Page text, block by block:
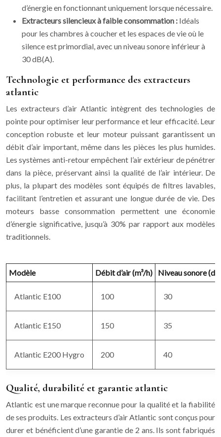
d’énergie en fonctionnant uniquement lorsque nécessaire.
Extracteurs silencieux à faible consommation : Idéals
pour les chambres à coucher et les espaces de vie où le
silence est primordial, avec un niveau sonore inférieur à
30 dB(A).
Technologie et performance des extracteurs
atlantic
Les extracteurs d’air Atlantic intègrent des technologies de
pointe pour optimiser leur performance et leur efficacité. Leur
conception robuste et leur moteur puissant garantissent un
débit d’air important, même dans les pièces les plus humides.
Les systèmes anti-retour empêchent l’air extérieur de pénétrer
dans la pièce, préservant ainsi la qualité de l’air intérieur. De
plus, la plupart des modèles sont équipés de filtres lavables,
facilitant l’entretien et assurant une longue durée de vie. Des
moteurs basse consommation permettent une économie
d’énergie significative, jusqu’à 30% par rapport aux modèles
traditionnels.
Modèle Débit d’air (m³/h) Niveau sonore
Atlantic E100 100 30
Atlantic E150 150 35
Atlantic E200 Hygro 200 40
Qualité, durabilité et garantie atlantic
Atlantic est une marque reconnue pour la qualité et la fiabilité
de ses produits. Les extracteurs d’air Atlantic sont conçus pour
durer et bénéficient d’une garantie de 2 ans. Ils sont fabriqués